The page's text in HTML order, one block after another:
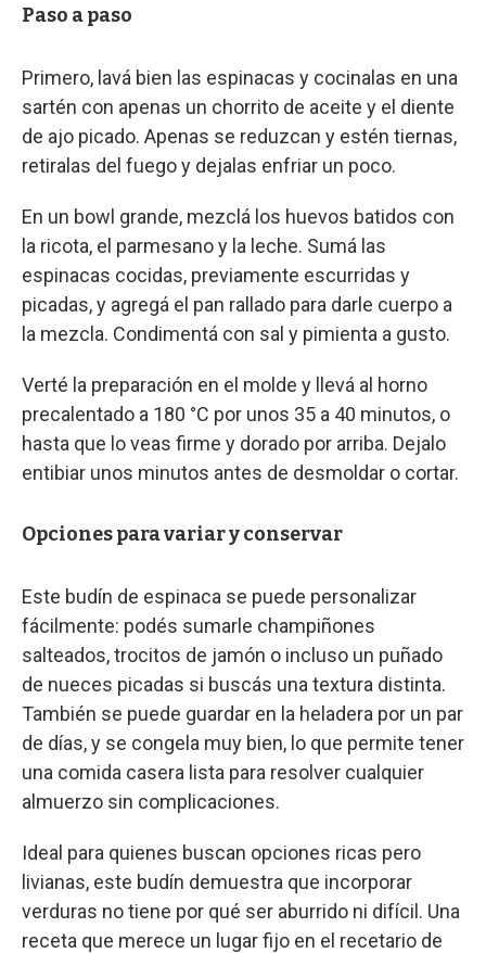
Paso a paso
Primero, lavá bien las espinacas y cocinalas en una
sartén con apenas un chorrito de aceite y el diente
de ajo picado. Apenas se reduzcan y estén tiernas,
retiralas del fuego y dejalas enfriar un poco.
En un bowl grande, mezclá los huevos batidos con
la ricota, el parmesano y la leche. Sumá las
espinacas cocidas, previamente escurridas y
picadas, y agregá el pan rallado para darle cuerpo a
la mezcla. Condimentá con sal y pimienta a gusto.
Verté la preparación en el molde y llevá al horno
precalentado a 180 °C por unos 35 a 40 minutos, o
hasta que lo veas firme y dorado por arriba. Dejalo
entibiar unos minutos antes de desmoldar o cortar.
Opciones para variar y conservar
Este budín de espinaca se puede personalizar
fácilmente: podés sumarle champiñones
salteados, trocitos de jamón o incluso un puñado
de nueces picadas si buscás una textura distinta.
También se puede guardar en la heladera por un par
de días, y se congela muy bien, lo que permite tener
una comida casera lista para resolver cualquier
almuerzo sin complicaciones.
Ideal para quienes buscan opciones ricas pero
livianas, este budín demuestra que incorporar
verduras no tiene por qué ser aburrido ni difícil. Una
receta que merece un lugar fijo en el recetario de